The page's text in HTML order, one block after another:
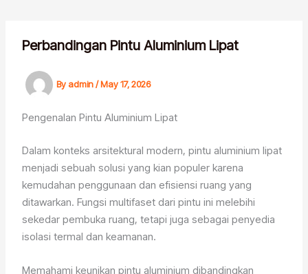
contentPerbandingan Pintu Aluminium Lipat
Byadmin/May 17, 2026
Pengenalan Pintu Aluminium Lipat
Dalam konteks arsitektural modern, pintu aluminium lipat
menjadi sebuah solusi yang kian populer karena
kemudahan penggunaan dan efisiensi ruang yang
ditawarkan. Fungsi multifaset dari pintu ini melebihi
sekedar pembuka ruang, tetapi juga sebagai penyedia
isolasi termal dan keamanan.
Memahami keunikan pintu aluminium dibandingkan